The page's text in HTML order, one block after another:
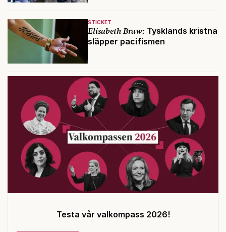
STICKET
Elisabeth Braw: Tysklands kristna
släpper pacifismen
Testa vår valkompass 2026!